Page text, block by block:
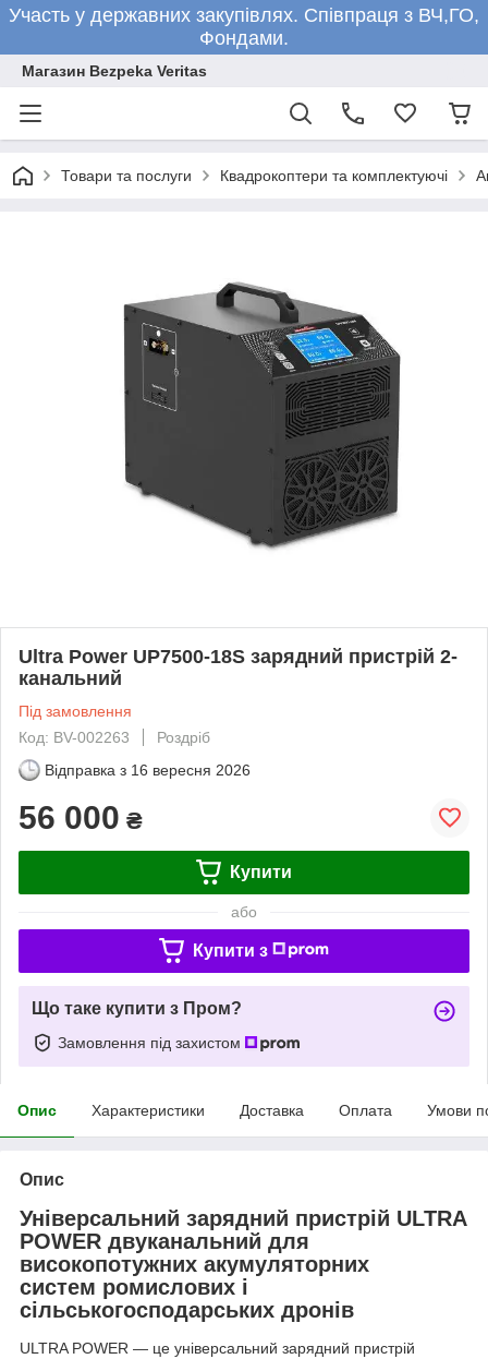
Участь у державних закупівлях. Співпраця з ВЧ,ГО,
Фондами.
Магазин Bezpeka Veritas
Товари та послуги Квадрокоптери та комплектуючі
Ultra Power UP7500-18S зарядний пристрій 2-
канальний
Під замовлення
Код: BV-002263
Роздріб
Відправка з 16 вересня 2026
56 000 ₴
Купити
або
Купити з
Що таке купити з Пром?
Замовлення під захистом
Опис Характеристики Доставка Оплата Умови
Опис
Універсальний зарядний пристрій ULTRA
POWER двуканальний для
високопотужних акумуляторних
систем ромислових і
сільськогосподарських дронів
ULTRA POWER — це універсальний зарядний пристрій